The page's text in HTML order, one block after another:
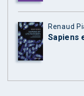
Renaud
Sapiens